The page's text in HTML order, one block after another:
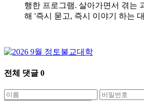
행한 프로그램. 살아가면서 겪는
해 '즉시 묻고, 즉시 이야기 하는
전체 댓글 0